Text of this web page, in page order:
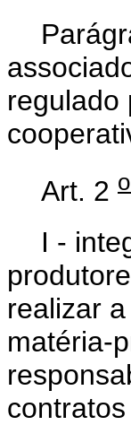
regulado
Art. 2 o
I -
realizar
matéria-